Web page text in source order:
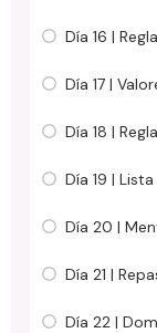
Día 16 |
Día 17 |
Día 18 |
Día 19 |
Día 20 |
Día 21 |
Día 22 |